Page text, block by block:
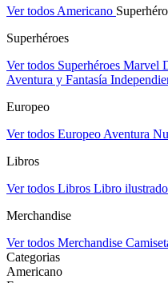
Ver todos Americano
Superhéroes
Ver todos Superhéroes Marvel
Aventura y Fantasía
Europeo
Ver todos Europeo Aventura
Libros
Ver todos Libros Libro ilustrado
Merchandise
Ver todos Merchandise
Categorias
Americano